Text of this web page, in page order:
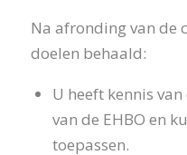
Na afronding van de
doelen behaald:
U heeft kennis
van de EHBO en
toepassen.